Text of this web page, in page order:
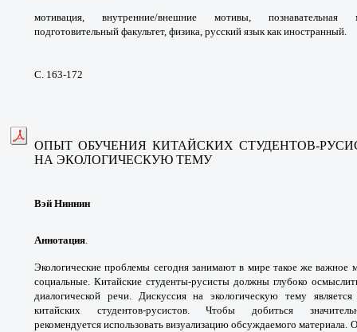
мотивация, внутренние/внешние мотивы,
подготовительный факультет, физика, русский язык какиностранный.
С. 163-172
ОПЫТ ОБУЧЕНИЯ КИТАЙСКИХ СТУДЕНТОВ-
НА ЭКОЛОГИЧЕСКУЮ ТЕМУ
Вэй Ниннин
Аннотация.
Экологические проблемы сегодня занимают в мире такое же важное
социальные. Китайские студенты-русисты должны глубоко
диалогической речи. Дискуссия наэкологическую тему
китайских студентов-русистов. Чтобы добиться
рекомендуетсяиспользовать визуализацию обсуждаемогоматериала.